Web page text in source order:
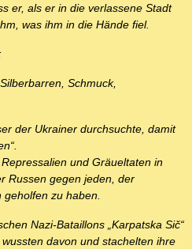
er, als er in die verlassene Stadt
was ihm in die Hände fiel.
Schmuck,
der Ukrainer durchsuchte, damit
und Gräueltaten in
Russen gegen jeden, der
zu haben.
Nazi-Bataillons „Karpatska Sič“
davon und stachelten ihre